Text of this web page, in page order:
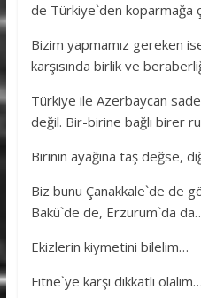
de Türkiye`den koparmağa
Bizim yapmamız gereken
karşısında birlik ve
Türkiye ile Azerbaycan
değil. Bir-birine bağlı birer
Birinin ayağına taş değse,
Biz bunu Çanakkale`de de
Bakü`de de, Erzurum`da
Ekizlerin kiymetini bilelim…
Fitne`ye karşı dikkatli olalım…